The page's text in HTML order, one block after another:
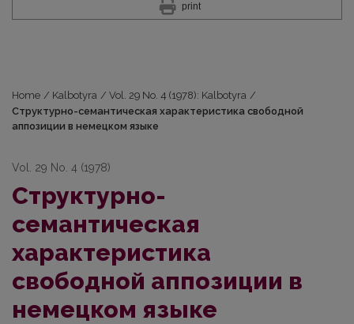
print
Home / Kalbotyra / Vol. 29 No. 4 (1978): Kalbotyra /
Структурно-семантическая характеристика свободной
аппозиции в немецком языке
Vol. 29 No. 4 (1978)
Структурно-
семантическая
характеристика
свободной аппозиции в
немецком языке